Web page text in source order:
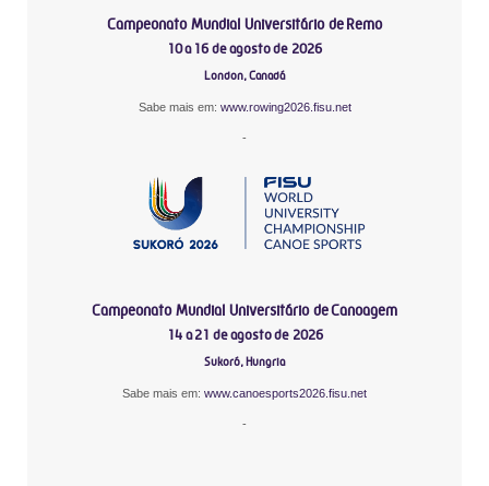
Campeonato Mundial Universitário de Remo
10 a 16 de agosto de 2026
London, Canadá
Sabe mais em: www.rowing2026.fisu.net
-
Campeonato Mundial Universitário de Canoagem
14 a 21 de agosto de 2026
Sukoró, Hungria
Sabe mais em: www.canoesports2026.fisu.net
-